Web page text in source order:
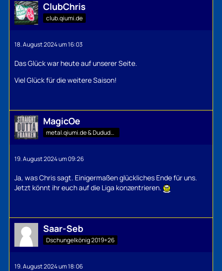
ClubChris
club.qiumi.de
18. August 2024 um 16:03
Das Glück war heute auf unserer Seite.
Viel Glück für die weitere Saison!
MagicOe
metal.qiumi.de & Dududu-Mann
19. August 2024 um 09:26
Ja, was Chris sagt. Einigermaßen glückliches Ende für uns.
Jetzt könnt ihr euch auf die Liga konzentrieren.
Saar-Seb
Dschungelkönig 2019+26
19. August 2024 um 18:06